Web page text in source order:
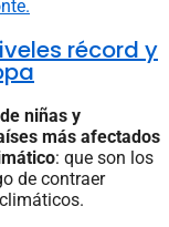
récord y
niñas y
más afectados
: que son los
de contraer